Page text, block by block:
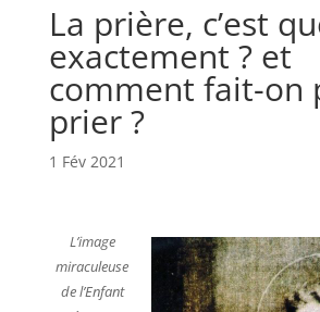
La prière, c’est
exactement ? et
comment fait-on
prier ?
1 Fév 2021
L’image
miraculeuse
de l’Enfant